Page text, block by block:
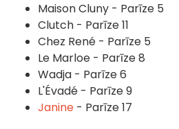
Maison Cluny - Parīze 5
Clutch - Parīze 11
Chez René - Parīze 5
Le Marloe - Parīze 8
Wadja - Parīze 6
L'Évadé - Parīze 9
Janine - Parīze 17